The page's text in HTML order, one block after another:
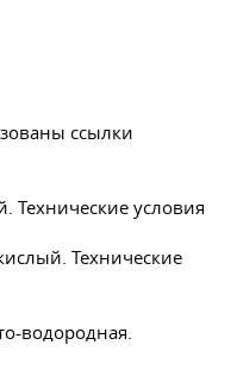
ссылки
Технические условия
Технические
водородная.